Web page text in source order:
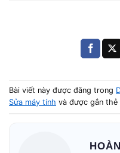
TÍN, GIÁ
SỬA MÁY TÍNH
Bài viết này được đăng trong
Sửa máy tính và được gắn thẻ